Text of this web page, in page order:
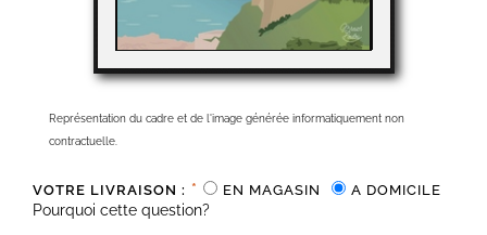
Représentation du cadre et de l'image générée informatiquement non
contractuelle.
VOTRE LIVRAISON : * EN MAGASIN A DOMICILE
Pourquoi cette question?